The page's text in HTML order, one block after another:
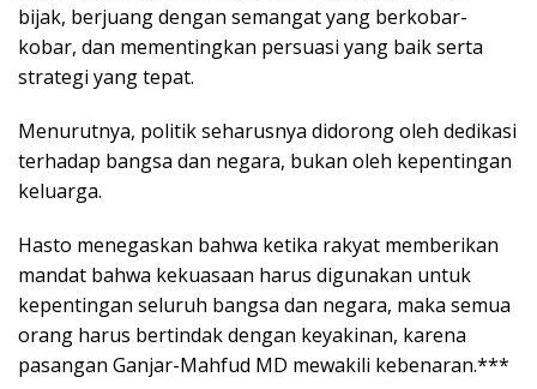
bijak, berjuang dengan semangat yang berkobar-
kobar, dan mementingkan persuasi yang baik serta
strategi yang tepat.
Menurutnya, politik seharusnya didorong oleh dedikasi
terhadap bangsa dan negara, bukan oleh kepentingan
keluarga.
Hasto menegaskan bahwa ketika rakyat memberikan
mandat bahwa kekuasaan harus digunakan untuk
kepentingan seluruh bangsa dan negara, maka semua
orang harus bertindak dengan keyakinan, karena
pasangan Ganjar-Mahfud MD mewakili kebenaran.***